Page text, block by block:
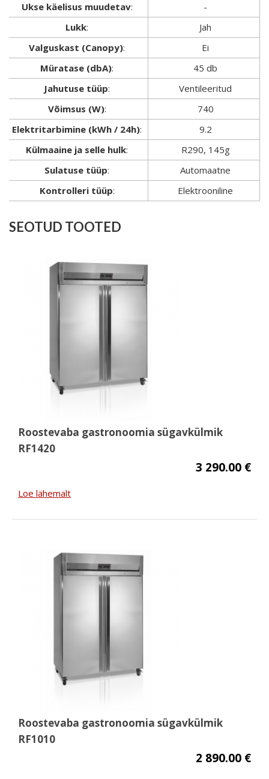
Ukse käelisus muudetav:
-
Lukk:
Jah
Valguskast (Canopy):
Ei
Müratase (dbA):
45 db
Jahutuse tüüp:
Ventileeritud
Võimsus (W):
740
Elektritarbimine (kWh / 24h):
9.2
Külmaaine ja selle hulk:
R290, 145g
Sulatuse tüüp:
Automaatne
Kontrolleri tüüp: Elektrooniline
SEOTUD TOOTED
Roostevaba gastronoomia sügavkülmik
RF1420
3 290.00 €
Loe lähemalt
Roostevaba gastronoomia sügavkülmik
RF1010
2 890.00 €